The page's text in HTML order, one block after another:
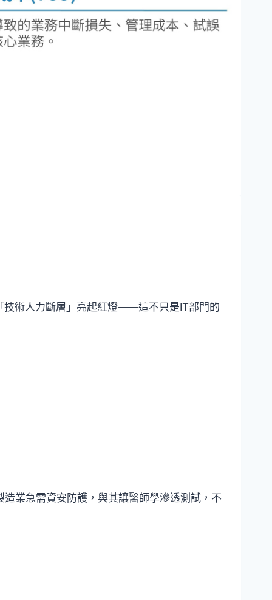
技術人力斷層」亮起紅燈——這不只是IT部門的
業急需資安防護，與其讓醫師學滲透測試，不